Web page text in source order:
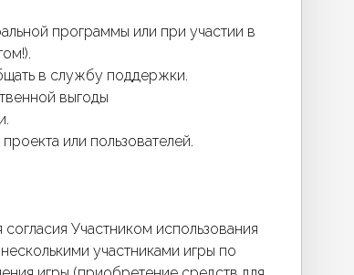
программы или при участии в
в службу поддержки.
выгоды
или пользователей.
Участником использования
участниками игры по